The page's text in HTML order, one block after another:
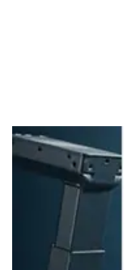
Das